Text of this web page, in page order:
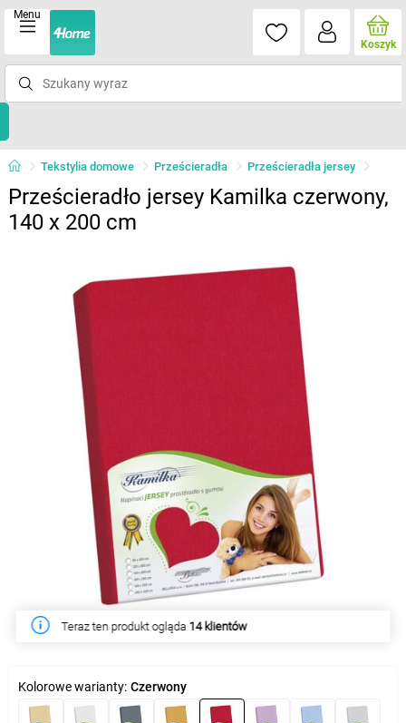
Menu
Koszyk
Tekstylia domowe Prześcieradła Prześcieradła jersey
Prześcieradło jersey Kamilka czerwony,
140 x 200 cm
Teraz ten produkt ogląda 14 klientów
W tym tygodniu produkt kupiło49 klientów
Kolorowe warianty: Czerwony